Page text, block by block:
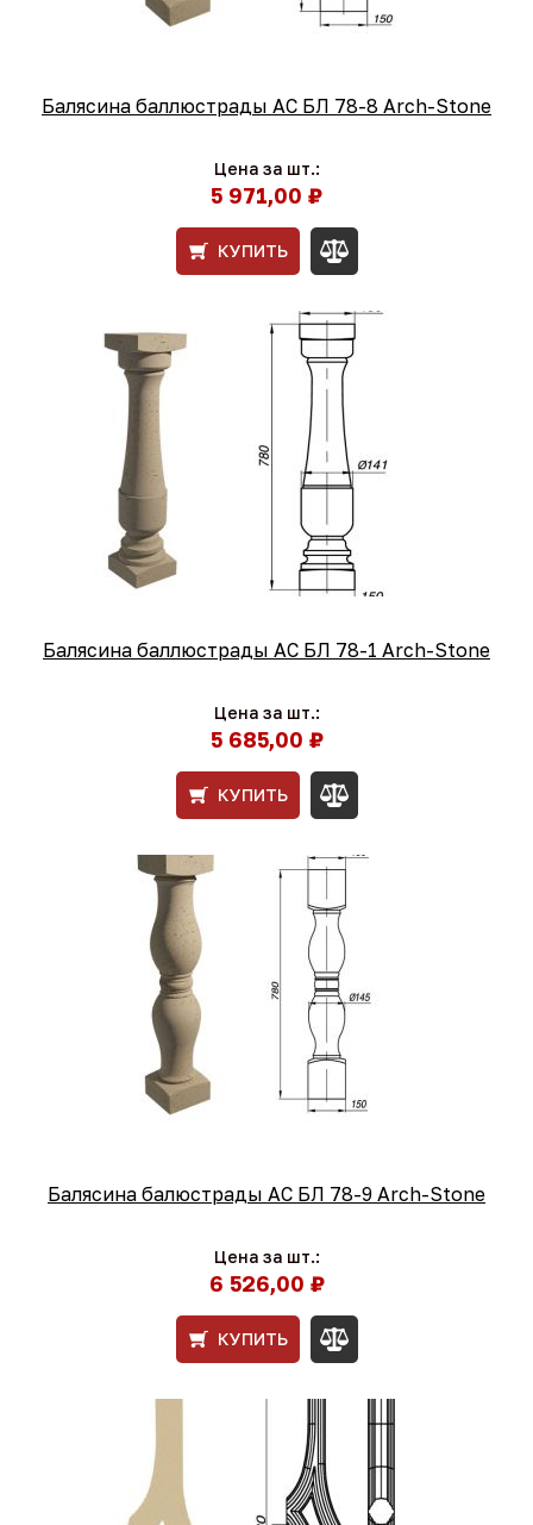
Балясина баллюстрады АС БЛ 78-8 Arch-Stone
Цена за шт.:
5 971,00 ₽
КУПИТЬ
Балясина баллюстрады АС БЛ 78-1 Arch-Stone
Цена за шт.:
5 685,00 ₽
КУПИТЬ
Балясина балюстрады АС БЛ 78-9 Arch-Stone
Цена за шт.:
6 526,00 ₽
КУПИТЬ